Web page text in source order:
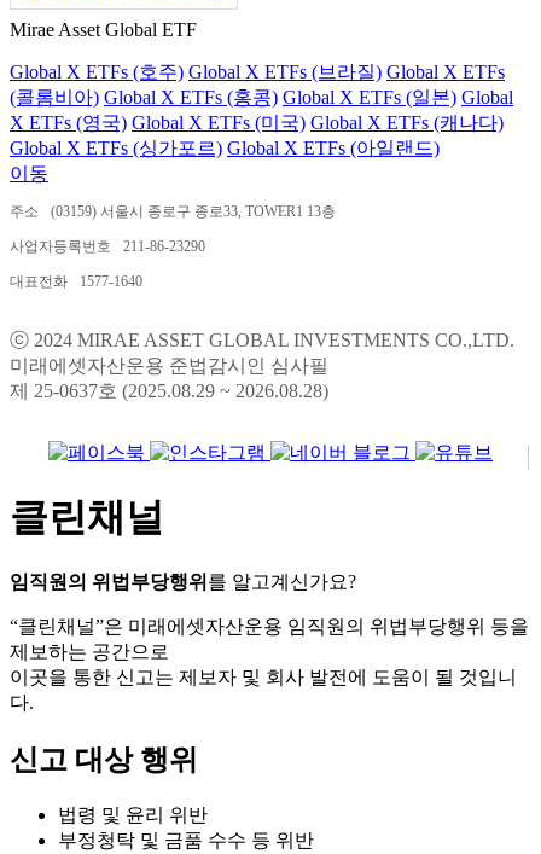
Mirae Asset Global ETF
Global X ETFs (호주) Global X ETFs (브라질) Global X ETFs
(콜롬비아) Global X ETFs (홍콩) Global X ETFs (일본) Global
X ETFs (영국) Global X ETFs (미국) Global X ETFs (캐나다)
Global X ETFs (싱가포르) Global X ETFs (아일랜드)
이동
주소 (03159) 서울시 종로구 종로33, TOWER1 13층
사업자등록번호 211-86-23290
대표전화 1577-1640
ⓒ 2024 MIRAE ASSET GLOBAL INVESTMENTS CO.,LTD.
미래에셋자산운용 준법감시인 심사필
제 25-0637호 (2025.08.29 ~ 2026.08.28)
클린채널
임직원의 위법부당행위 를 알고계신가요?
“클린채널”은 미래에셋자산운용 임직원의 위법부당행위 등을
제보하는 공간으로
이곳을 통한 신고는 제보자 및 회사 발전에 도움이 될 것입니
다.
신고 대상 행위
법령 및 윤리 위반
부정청탁 및 금품 수수 등 위반